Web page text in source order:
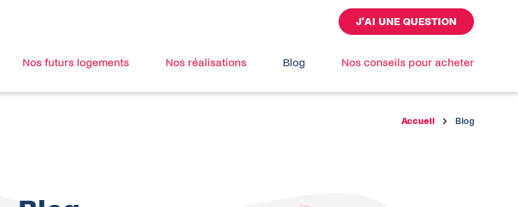
J'AI UNE QUESTION
Nos futurs logements Nos réalisations Blog Nos conseils pour acheter
Accueil Blog